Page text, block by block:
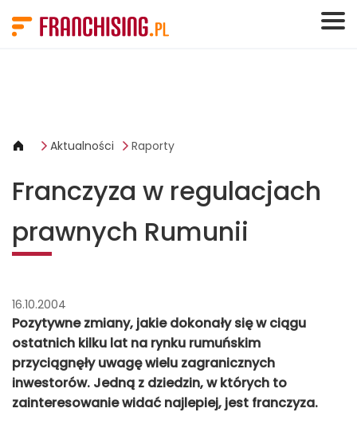
Aktualności Raporty
Franczyza w regulacjach
prawnych Rumunii
16.10.2004
Pozytywne zmiany, jakie dokonały się w ciągu
ostatnich kilku lat na rynku rumuńskim
przyciągnęły uwagę wielu zagranicznych
inwestorów. Jedną z dziedzin, w których to
zainteresowanie widać najlepiej, jest franczyza.